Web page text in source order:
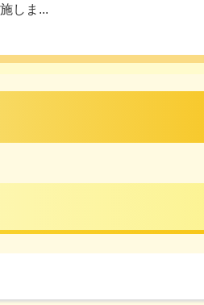
しま...